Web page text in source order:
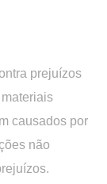
prejuízos
causados por
não